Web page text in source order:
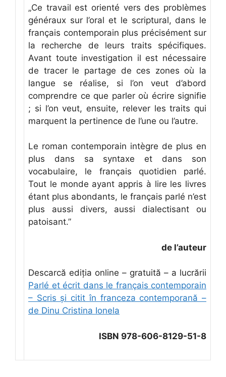
„Ce travail est orienté vers des problèmes
généraux sur l’oral et le scriptural, dans le
français contemporain plus précisément sur
la recherche de leurs traits spécifiques.
Avant toute investigation il est nécessaire
de tracer le partage de ces zones où la
langue se réalise, si l’on veut d’abord
comprendre ce que parler où écrire signifie
; si l’on veut, ensuite, relever les traits qui
marquent la pertinence de l’une ou l’autre.
Le roman contemporain intègre de plus en
plus dans sa syntaxe et dans son
vocabulaire, le français quotidien parlé.
Tout le monde ayant appris à lire les livres
étant plus abondants, le français parlé n’est
plus aussi divers, aussi dialectisant ou
patoisant.”
de l’auteur
Descarcă ediţia online – gratuită – a lucrării
Parlé et écrit dans le français contemporain
– Scris şi citit în franceza contemporană –
de Dinu Cristina Ionela
ISBN 978-606-8129-51-8